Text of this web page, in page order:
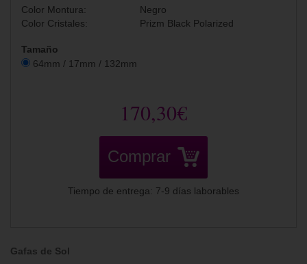
Color Montura:
Negro
Color Cristales:
Prizm Black Polarized
Tamaño
64mm / 17mm / 132mm
170,30€
Comprar
Tiempo de entrega: 7-9 días laborables
Gafas de Sol